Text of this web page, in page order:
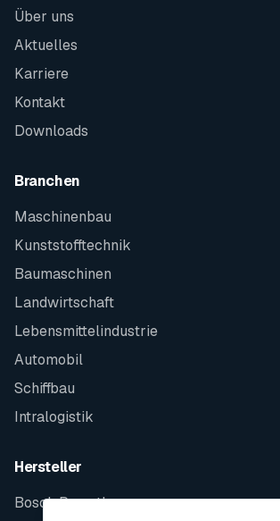
Über uns
Aktuelles
Karriere
Kontakt
Downloads
Branchen
Maschinenbau
Kunststofftechnik
Baumaschinen
Landwirtschaft
Lebensmittelindustrie
Automobil
Schiffbau
Intralogistik
Hersteller
Bosch Rexroth